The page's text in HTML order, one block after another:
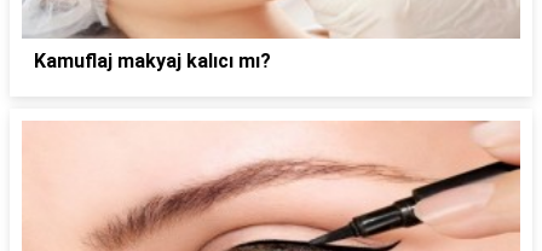
Kamuflaj makyaj kalıcı mı?